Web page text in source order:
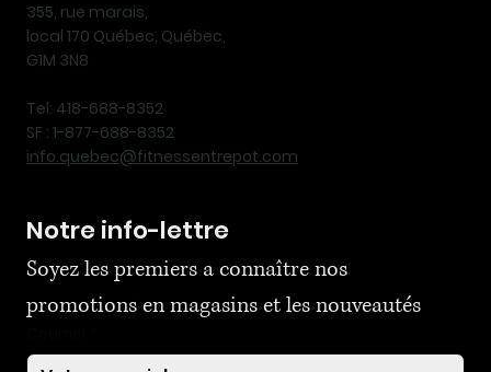
355, rue marais,
local 170 Québec, Québec,
G1M 3N8
Tel: 418-688-8352
SF : 1-877-688-8352
info.quebec@fitnessentrepot.com
Notre info-lettre
Soyez les premiers a connaître nos
promotions en magasins et les nouveautés